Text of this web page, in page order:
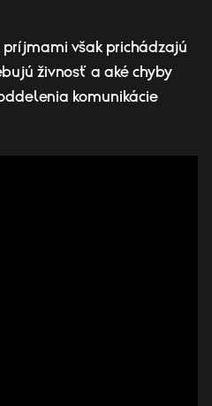
však prichádzajú
živnosť a aké chyby
komunikácie